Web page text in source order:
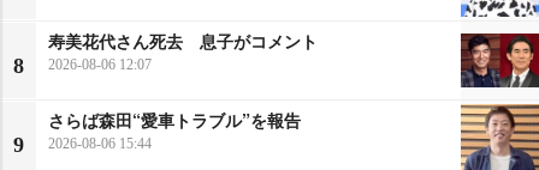
8
寿美花代さん死去 息子がコメント
2026-08-06 12:07
9
さらば森田“愛車トラブル”を報告
2026-08-06 15:44